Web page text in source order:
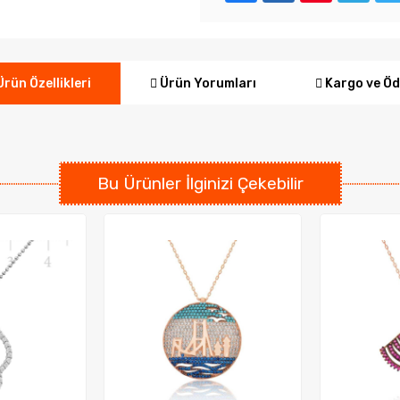
Özellikleri Ürün Yorumları Kargo ve
Bu Ürünler İlginizi Çekebilir